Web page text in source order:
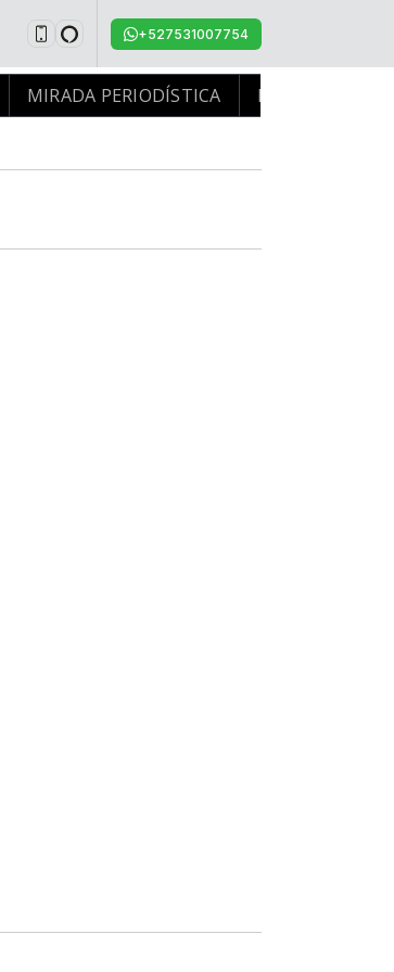
+527531007754
MIRADA PERIODÍSTICA MIRADA